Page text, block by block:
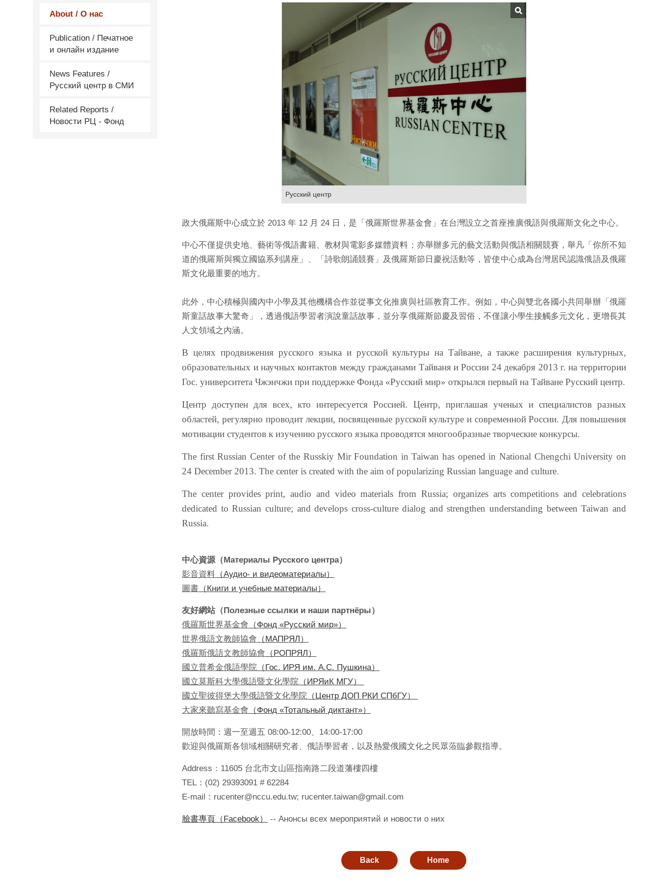
About / О нас
Publication / Печатное
и онлайн издание
News Features /
Русский центр в СМИ
Related Reports /
Новости РЦ - Фонд
Русский центр
政大俄羅斯中心成立於 2013 年 12 月 24 日，是「俄羅斯世界基金會」在台灣設立之首座推廣俄語與俄羅斯文化之中心。
中心不僅提供史地、藝術等俄語書籍、教材與電影多媒體資料；亦舉辦多元的藝文活動與俄語相關競賽，舉凡「你所不知
道的俄羅斯與獨立國協系列講座」、「詩歌朗誦競賽」及俄羅斯節日慶祝活動等，皆使中心成為台灣居民認識俄語及俄羅
斯文化最重要的地方。
此外，中心積極與國內中小學及其他機構合作並從事文化推廣與社區教育工作。例如，中心與雙北各國小共同舉辦「俄羅
斯童話故事大驚奇」，透過俄語學習者演說童話故事，並分享俄羅斯節慶及習俗，不僅讓小學生接觸多元文化，更增長其
人文領域之內涵。
В целях продвижения русского языка и русской культуры на Тайване, а также расширения культурных,
образовательных и научных контактов между гражданами Тайваня и России 24 декабря 2013 г. на территории
Гос. университета Чжэнчжи при поддержке Фонда «Русский мир» открылся первый на Тайване Русский центр.
Центр доступен для всех, кто интересуется Россией. Центр, приглашая ученых и специалистов разных
областей, регулярно проводит лекции, посвященные русской культуре и современной России. Для повышения
мотивации студентов к изучению русского языка проводятся многообразные творческие конкурсы.
The first Russian Center of the Russkiy Mir Foundation in Taiwan has opened in National Chengchi University on
24 December 2013. The center is created with the aim of popularizing Russian language and culture.
The center provides print, audio and video materials from Russia; organizes arts competitions and celebrations
dedicated to Russian culture; and develops cross-culture dialog and strengthen understanding between Taiwan and
Russia.
中心資源（Материалы Русского центра）
影音資料 （Аудио- и видеоматериалы）
圖書 （Книги и учебные материалы）
友好網站（Полезные ссылки и наши партнёры）
俄羅斯世界基金會 （Фонд «Русский мир»）
世界俄語文教師協會 （МАПРЯЛ）
俄羅斯俄語文教師協會 （РОПРЯЛ）
國立普希金俄語學院 （Гос. ИРЯ им. А.С. Пушкина）
國立莫斯科大學俄語暨文化學院 （ИРЯиК МГУ）
國立聖彼得堡大學俄語暨文化學院 （Центр ДОП РКИ СПбГУ）
大家來聽寫基金會 （Фонд «Тотальный диктант»）
開放時間：週一至週五 08:00-12:00、14:00-17:00
歡迎與俄羅斯各領域相關研究者、俄語學習者，以及熱愛俄國文化之民眾蒞臨參觀指導。
Address：11605 台北市文山區指南路二段道藩樓四樓
TEL：(02) 29393091 # 62284
E-mail：rucenter@nccu.edu.tw; rucenter.taiwan@gmail.com
臉書專頁（Facebook） -- Анонсы всех мероприятий и новости о них
Back Home